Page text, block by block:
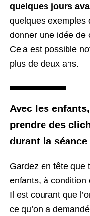
quelques jours
quelques exemples
donner une idée de
Cela est possible
plus de deux ans.
Avec les
prendre des
durant la séance
Gardez en tête que
enfants, à condition
Il est courant que
ce qu’on a